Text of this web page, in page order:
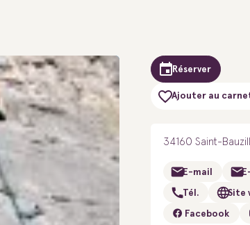
Réserver
Ajouter au
34160 Saint-
E-mail
Tél. Site
Facebook